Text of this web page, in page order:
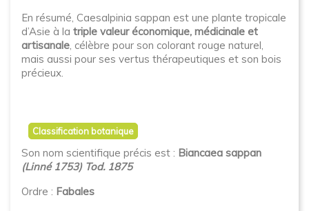
En résumé, Caesalpinia sappan est une plante tropicale
d’Asie à la triple valeur économique, médicinale et
artisanale, célèbre pour son colorant rouge naturel,
mais aussi pour ses vertus thérapeutiques et son bois
précieux.
Classification botanique
Son nom scientifique précis est : Biancaea sappan
(Linné 1753) Tod. 1875
Ordre : Fabales